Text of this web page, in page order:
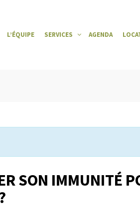
L’ÉQUIPE SERVICES AGENDA
SON IMMUNITÉ